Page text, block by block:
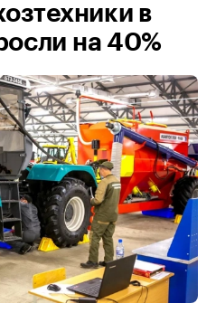
в
на 40%